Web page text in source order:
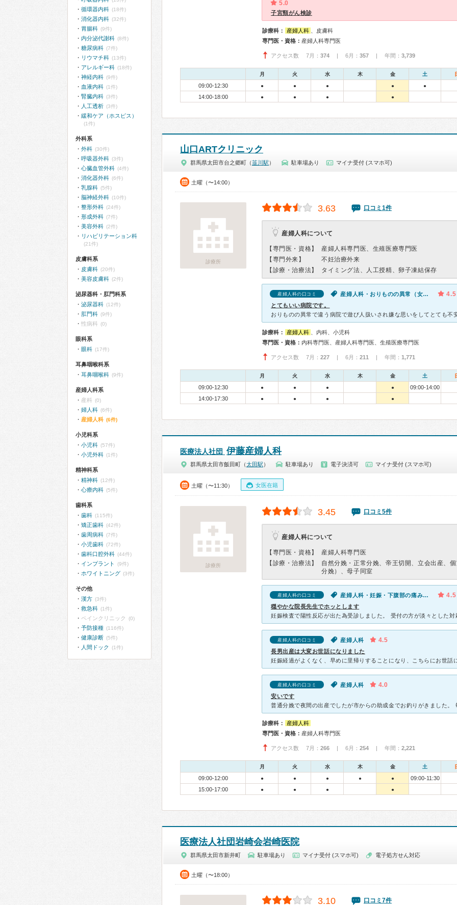
5.0
子宮頸がん検診
診療科： 産婦人科
、皮膚科
専門医・資格： 産婦人科専門医
アクセス数 7月： 374 | 6月： 357 | 年間： 3,739
月 火 水 木 金 土
09:00-12:30 ● ● ● ● ●
14:00-18:00 ● ● ● ●
山口ARTクリニック
群馬県太田市台之郷町（韮川駅 ） 駐車場あり マイナ受付 (スマホ可)
土曜（〜14:00）
診療所
3.63 口コミ1件
産婦人科について
【専門医・資格】
産婦人科専門医、生殖医療専門医
【専門外来】
不妊治療外来
【診療・治療法】
タイミング法、人工授精、卵子凍結保存
産婦人科の口コミ 産婦人科・おりものの異常（女性） 4.5
とてもいい病院です。
診療科： 産婦人科
、内科、小児科
専門医・資格： 内科専門医、産婦人科専門医、生殖医療専門医
アクセス数 7月： 227 | 6月： 211 | 年間： 1,771
月 火 水 木 金 土
09:00-12:30 ● ● ● ●
09:00-14:00
14:00-17:30
● ● ● ●
医療法人社団 伊藤産婦人科
群馬県太田市飯田町（太田駅 ） 駐車場あり 電子決済可 マイナ受付 (スマホ可)
土曜（〜11:30） 女医在籍
診療所
3.45 口コミ5件
産婦人科について
【専門医・資格】
産婦人科専門医
【診療・治療法】
自然分娩・正常分娩、帝王切開、立会出産、
分娩）、母子同室
産婦人科の口コミ 産婦人科・妊娠・下腹部の痛み（妊娠中） 4.5
穏やかな院長先生でホッとします
産婦人科の口コミ 産婦人科 4.5
長男出産は大変お世話になりました
産婦人科の口コミ 産婦人科 4.0
安いです
診療科：
産婦人科
専門医・資格： 産婦人科専門医
アクセス数 7月： 266 | 6月： 254 | 年間： 2,221
月 火 水 木 金 土
09:00-12:00 ● ● ● ● ●
09:00-11:30
15:00-17:00
● ● ● ●
医療法人社団岩崎会岩崎医院
群馬県太田市新井町 駐車場あり マイナ受付 (スマホ可) 電子処方せん対応
土曜（〜18:00）
3.10 口コミ7件
循環器内科 (18件)
消化器内科 (32件)
胃腸科 (9件)
内分泌代謝科 (8件)
糖尿病科 (7件)
リウマチ科 (13件)
アレルギー科 (18件)
神経内科 (9件)
血液内科 (1件)
腎臓内科 (3件)
人工透析 (3件)
緩和ケア（ホスピス）
(1件)
外科系
外科 (30件)
呼吸器外科 (3件)
心臓血管外科 (4件)
消化器外科 (6件)
乳腺科 (5件)
脳神経外科 (10件)
整形外科 (24件)
形成外科 (7件)
美容外科 (2件)
リハビリテーション科
(21件)
皮膚科系
皮膚科 (20件)
美容皮膚科 (2件)
泌尿器科・肛門科系
泌尿器科 (12件)
肛門科 (9件)
性病科 (0)
眼科系
眼科 (17件)
耳鼻咽喉科系
耳鼻咽喉科 (9件)
産婦人科系
産科 (0)
婦人科 (6件)
産婦人科 (6件)
小児科系
小児科 (57件)
小児外科 (1件)
精神科系
精神科 (12件)
心療内科 (5件)
歯科系
歯科 (115件)
矯正歯科 (42件)
歯周病科 (7件)
小児歯科 (72件)
歯科口腔外科 (44件)
インプラント (9件)
ホワイトニング (3件)
その他
漢方 (3件)
救急科 (1件)
ペインクリニック (0)
予防接種 (116件)
健康診断 (5件)
人間ドック (1件)